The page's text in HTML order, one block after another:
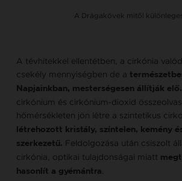
A Drágakövek mitől
A tévhitekkel ellentétben, a cirkónia
csekély mennyiségben de a
Napjainkban, mesterségesen állítják elő.
cirkónium és cirkónium-dioxid
hőmérsékleten jön létre a szintetikus
létrehozott kristály, színtelen, kemény
szerkezetű. Feldolgozása után csiszolt
cirkónia, optikai tulajdonságai miatt
hasonlít a gyémántra.